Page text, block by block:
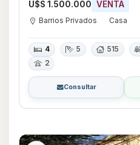
U$S 1.500.000 VENTA
Barrios Privados Casa
4 5 515
2
Consultar